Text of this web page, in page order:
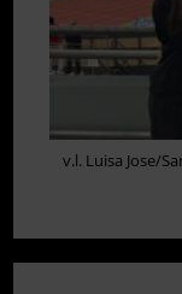
v.l. Luisa Jose/